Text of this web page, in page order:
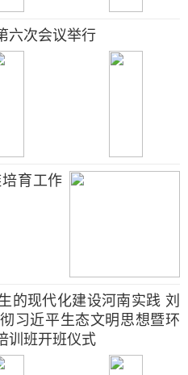
六次会议举行
育工作
的现代化建设河南实践 刘
习近平生态文明思想暨环
训班开班仪式